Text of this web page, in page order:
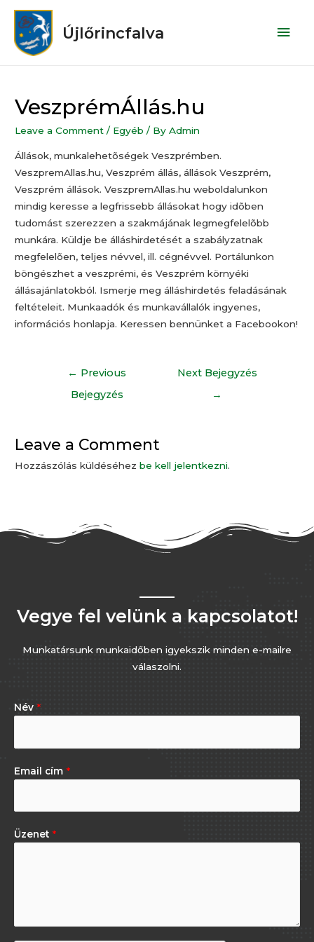
Újlőrincfalva
VeszprémÁllás.hu
Leave a Comment / Egyéb / ByAdmin
Állások, munkalehetõségek Veszprémben.
VeszpremAllas.hu, Veszprém állás, állások Veszprém,
Veszprém állások. VeszpremAllas.hu weboldalunkon
mindig keresse a legfrissebb állásokat hogy idõben
tudomást szerezzen a szakmájának legmegfelelõbb
munkára. Küldje be álláshirdetését a szabályzatnak
megfelelõen, teljes névvel, ill. cégnévvel. Portálunkon
böngészhet a veszprémi, és Veszprém környéki
állásajánlatokból. Ismerje meg álláshirdetés feladásának
feltételeit. Munkaadók és munkavállalók ingyenes,
információs honlapja. Keressen bennünket a Facebookon!
← Previous
Bejegyzés
Next Bejegyzés
→
Leave a Comment
Hozzászólás küldéséhezbe kell jelentkezni.
Vegye fel velünk a kapcsolatot!
Munkatársunk munkaidőben igyekszik minden e-mailre
válaszolni.
Név *
Email cím *
Üzenet *